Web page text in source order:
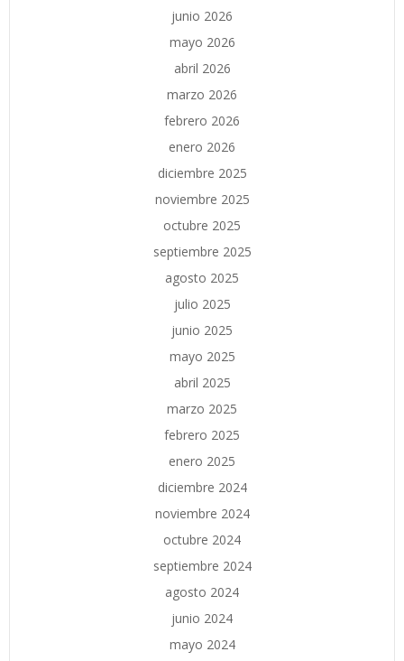
junio 2026
mayo 2026
abril 2026
marzo 2026
febrero 2026
enero 2026
diciembre 2025
noviembre 2025
octubre 2025
septiembre 2025
agosto 2025
julio 2025
junio 2025
mayo 2025
abril 2025
marzo 2025
febrero 2025
enero 2025
diciembre 2024
noviembre 2024
octubre 2024
septiembre 2024
agosto 2024
junio 2024
mayo 2024